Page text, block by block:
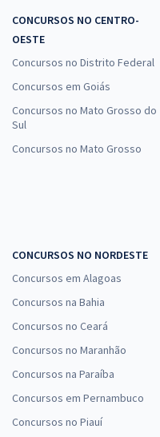
CONCURSOS NO CENTRO-
OESTE
Concursos no Distrito Federal
Concursos em Goiás
Concursos no Mato Grosso do
Sul
Concursos no Mato Grosso
CONCURSOS NO NORDESTE
Concursos em Alagoas
Concursos na Bahia
Concursos no Ceará
Concursos no Maranhão
Concursos na Paraíba
Concursos em Pernambuco
Concursos no Piauí